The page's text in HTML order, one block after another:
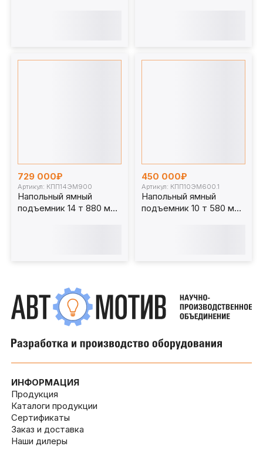
729 000₽
Артикул: КПП14ЭМ900
Напольный ямный
подъемник 14 т 880 мм
450 000₽
Артикул: КПП10ЭМ600.1
Напольный ямный
подъемник 10 т 580 мм
ИНФОРМАЦИЯ
Продукция
Каталоги продукции
Сертификаты
Заказ и доставка
Наши дилеры